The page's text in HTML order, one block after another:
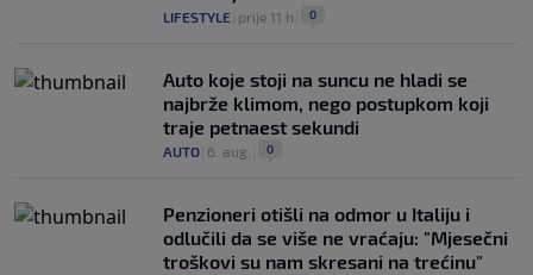
LIFESTYLE prije 11 h 0
Auto koje stoji na suncu ne hladi se
najbrže klimom, nego postupkom koji
traje petnaest sekundi
AUTO 6. aug. 0
Penzioneri otišli na odmor u Italiju i
odlučili da se više ne vraćaju: "Mjesečni
troškovi su nam skresani na trećinu"